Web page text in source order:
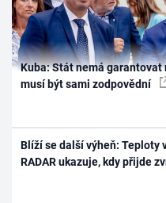
Kuba: Stát nemá
musí být sami zodpovědní
Blíží se další výheň: Teploty
RADAR ukazuje, kdy přijde